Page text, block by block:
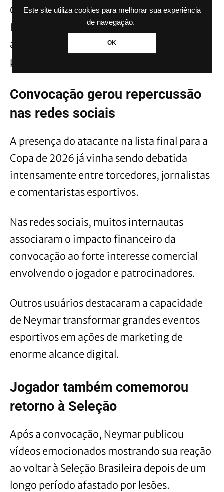
Este site utiliza cookies para melhorar sua experiência
de navegação.
OK
Com mais de 230 milhões de seguidores no
Instagram, Neymar segue sendo um dos
atletas mais valiosos do mercado
publicitário mundial.
Convocação gerou repercussão
nas redes sociais
A presença do atacante na lista final para a
Copa de 2026 já vinha sendo debatida
intensamente entre torcedores, jornalistas
e comentaristas esportivos.
Nas redes sociais, muitos internautas
associaram o impacto financeiro da
convocação ao forte interesse comercial
envolvendo o jogador e patrocinadores.
Outros usuários destacaram a capacidade
de Neymar transformar grandes eventos
esportivos em ações de marketing de
enorme alcance digital.
Jogador também comemorou
retorno à Seleção
Após a convocação, Neymar publicou
vídeos emocionados mostrando sua reação
ao voltar à Seleção Brasileira depois de um
longo período afastado por lesões.